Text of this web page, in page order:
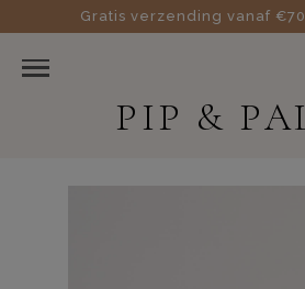
Gratis verzending vanaf
PIP &